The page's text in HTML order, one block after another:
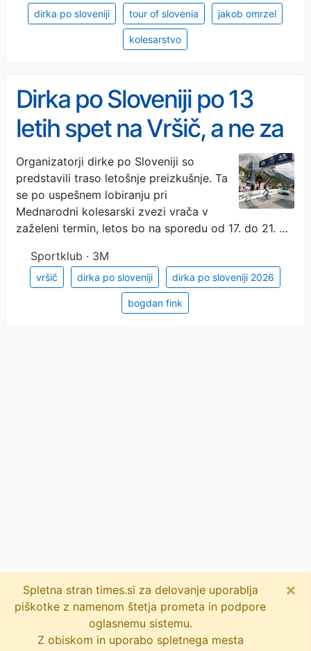
dirka po sloveniji tour of slovenia jakob omrzel
kolesarstvo
Dirka po Sloveniji po 13
letih spet na Vršič, a ne za
cilj etape
Organizatorji dirke po Sloveniji so
predstavili traso letošnje preizkušnje. Ta
se po uspešnem lobiranju pri
Mednarodni kolesarski zvezi vrača v
zaželeni termin, letos bo na sporedu od 17. do 21. …
Sportklub · 3M
vršič dirka po sloveniji dirka po sloveniji 2026
bogdan fink
Spletna stran times.si za delovanje uporablja
piškotke z namenom štetja prometa in podpore
oglasnemu sistemu.
Z obiskom in uporabo spletnega mesta
×